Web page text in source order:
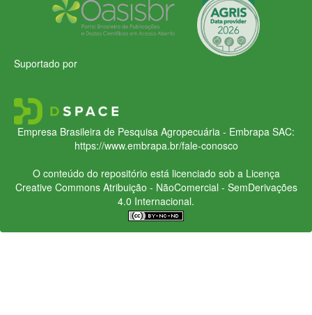
Suportado por
Empresa Brasileira de Pesquisa Agropecuária - Embrapa SAC:
https://www.embrapa.br/fale-conosco
O conteúdo do repositório está licenciado sob a Licença
Creative CommonsAtribuição - NãoComercial - SemDerivações
4.0 Internacional.